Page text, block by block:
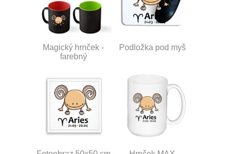
Magický hrnček -
farebný
Podložka pod myš